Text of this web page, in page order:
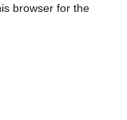
browser for the